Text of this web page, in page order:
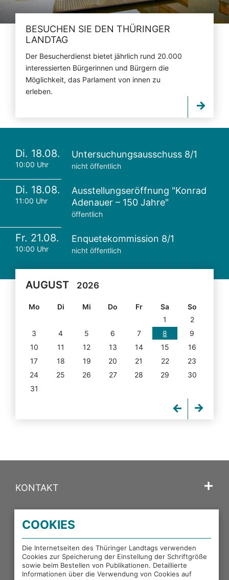
BESUCHEN SIE DEN THÜRINGER
LANDTAG
Der Besucherdienst bietet jährlich rund 20.000
interessierten Bürgerinnen und Bürgern die
Möglichkeit, das Parlament von innen zu
erleben.
Di. 18.08.
10:00 Uhr
Untersuchungsausschuss 8/1
nicht öffentlich
Di. 18.08.
11:00 Uhr
Ausstellungseröffnung "Konrad
Adenauer – 150 Jahre"
öffentlich
Fr. 21.08.
10:00 Uhr
Enquetekommission 8/1
nicht öffentlich
AUGUST 2026
Mo Di Mi Do Fr Sa
So
1
2
3
4 5 6 7 8
9
10
11 12 13 14 15
16
17
18 19 20 21 22
23
24
25 26 27 28 29
30
31
KONTAKT
PORTALE DES THÜRINGER LANDTAGS
EXTERNE LINKS
COOKIES
Die Internetseiten des Thüringer Landtags verwenden
Cookies zur Speicherung der Einstellung der Schriftgröße
sowie beim Bestellen von Publikationen. Detaillierte
Informationen über die Verwendung von Cookies auf